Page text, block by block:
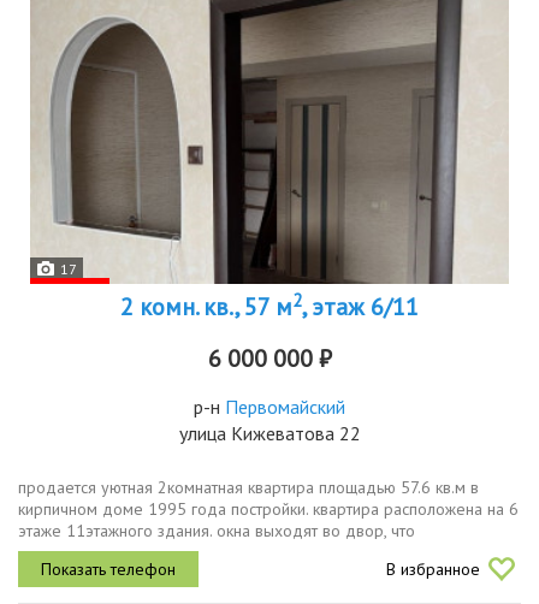
17
2 комн. кв., 57 м2, этаж 6/11
6 000 000 ₽
р-н Первомайский
улица Кижеватова 22
продается уютная 2комнатная квартира площадью 57.6 кв.м в
кирпичном доме 1995 года постройки. квартира расположена на 6
этаже 11этажного здания. окна выходят во двор, что
обеспечивает тишину и спокойствие. имеется одна лоджия, где
можно...
В избранное